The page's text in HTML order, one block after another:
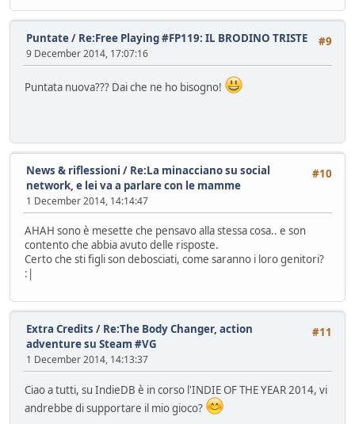
#9
Puntate/ Re:Free Playing #FP119: IL BRODINO TRISTE
9 December 2014, 17:07:16
Puntata nuova??? Dai che ne ho bisogno!
#10
News & riflessioni / Re:La minacciano su social
network, e lei va a parlare con le mamme
1 December 2014, 14:14:47
AHAH sono è mesette che pensavo alla stessa cosa.. e son
contento che abbia avuto delle risposte.
Certo che sti figli son debosciati, come saranno i loro genitori?
:|
#11
Extra Credits / Re:The Body Changer, action
adventure su Steam #VG
1 December 2014, 14:13:37
Ciao a tutti, su IndieDB è in corso l'INDIE OF THE YEAR 2014, vi
andrebbe di supportare il mio gioco?